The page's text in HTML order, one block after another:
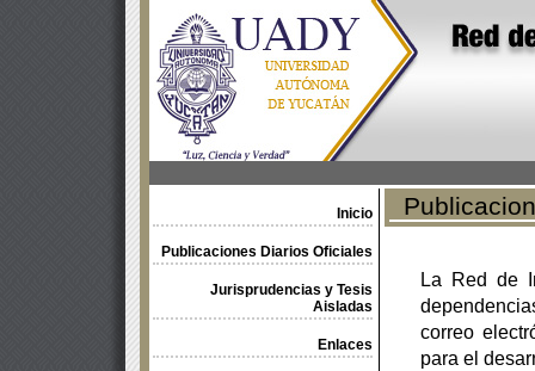
Inicio
Publicaciones Diarios Oficiales
Jurisprudencias y Tesis
Aisladas
Enlaces
La Red de
correo
para el